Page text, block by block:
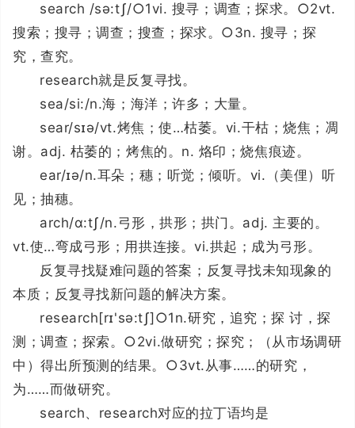
search /sə:tʃ/○1vi. 搜寻；调查；探求。○2vt.
搜索；搜寻；调查；搜查；探求。○3n. 搜寻；探
究，查究。
research就是反复寻找。
sea/si:/n.海；海洋；许多；大量。
sear/sɪə/vt.烤焦；使…枯萎。vi.干枯；烧焦；凋
谢。adj. 枯萎的；烤焦的。n. 烙印；烧焦痕迹。
ear/ɪə/n.耳朵；穗；听觉；倾听。vi.（美俚）听
见；抽穗。
arch/ɑ:tʃ/n.弓形，拱形；拱门。adj. 主要的。
vt.使…弯成弓形；用拱连接。vi.拱起；成为弓形。
反复寻找疑难问题的答案；反复寻找未知现象的
本质；反复寻找新问题的解决方案。
research[rɪ'sə:tʃ]○1n.研究，追究；探 讨，探
测；调查；探索。○2vi.做研究；探究；（从市场调研
中）得出所预测的结果。○3vt.从事……的研究，
为……而做研究。
search、research对应的拉丁语均是